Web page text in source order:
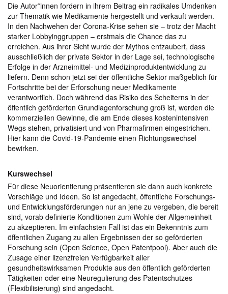
Die Autor*innen fordern in ihrem Beitrag ein radikales Umdenken
zur Thematik wie Medikamente hergestellt und verkauft werden.
In den Nachwehen der Corona-Krise sehen sie – trotz der Macht
starker Lobbyinggruppen – erstmals die Chance das zu
erreichen. Aus ihrer Sicht wurde der Mythos entzaubert, dass
ausschließlich der private Sektor in der Lage sei, technologische
Erfolge in der Arzneimittel- und Medizinproduktentwicklung zu
liefern. Denn schon jetzt sei der öffentliche Sektor maßgeblich für
Fortschritte bei der Erforschung neuer Medikamente
verantwortlich. Doch während das Risiko des Scheiterns in der
öffentlich geförderten Grundlagenforschung groß ist, werden die
kommerziellen Gewinne, die am Ende dieses kostenintensiven
Wegs stehen, privatisiert und von Pharmafirmen eingestrichen.
Hier kann die Covid-19-Pandemie einen Richtungswechsel
bewirken.
Kurswechsel
Für diese Neuorientierung präsentieren sie dann auch konkrete
Vorschläge und Ideen. So ist angedacht, öffentliche Forschungs-
und Entwicklungsförderungen nur an jene zu vergeben, die bereit
sind, vorab definierte Konditionen zum Wohle der Allgemeinheit
zu akzeptieren. Im einfachsten Fall ist das ein Bekenntnis zum
öffentlichen Zugang zu allen Ergebnissen der so geförderten
Forschung sein (Open Science, Open Patentpool). Aber auch die
Zusage einer lizenzfreien Verfügbarkeit aller
gesundheitswirksamen Produkte aus den öffentlich geförderten
Tätigkeiten oder eine Neuregulierung des Patentschutzes
(Flexibilisierung) sind angedacht.